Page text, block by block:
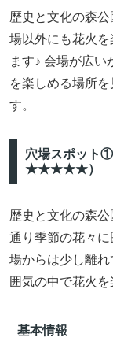
歴史と文化の森
場以外にも花火
ます♪ 会場が広い
を楽しめる場所
す。
穴場スポット①
★★★★★）
歴史と文化の森
通り季節の花々
場からは少し離
囲気の中で花火を
基本情報